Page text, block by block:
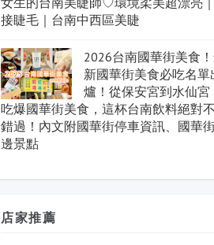
接睫毛｜台南中西區美睫
2026台南國華街美食
新國華街美食必吃名單
爐！從保安宮到水仙宮
吃爆國華街美食，這杯台南飲料絕對
錯過！內文附國華街停車資訊、國華
邊景點
店家推薦